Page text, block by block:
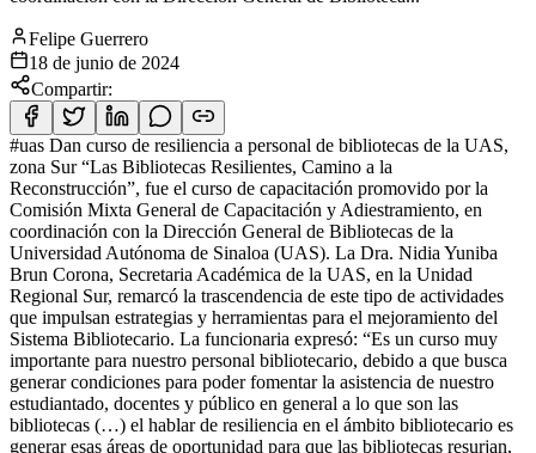
Felipe Guerrero
18 de junio de 2024
Compartir:
#uas Dan curso de resiliencia a personal de bibliotecas de la UAS,
zona Sur “Las Bibliotecas Resilientes, Camino a la
Reconstrucción”, fue el curso de capacitación promovido por la
Comisión Mixta General de Capacitación y Adiestramiento, en
coordinación con la Dirección General de Bibliotecas de la
Universidad Autónoma de Sinaloa (UAS). La Dra. Nidia Yuniba
Brun Corona, Secretaria Académica de la UAS, en la Unidad
Regional Sur, remarcó la trascendencia de este tipo de actividades
que impulsan estrategias y herramientas para el mejoramiento del
Sistema Bibliotecario. La funcionaria expresó: “Es un curso muy
importante para nuestro personal bibliotecario, debido a que busca
generar condiciones para poder fomentar la asistencia de nuestro
estudiantado, docentes y público en general a lo que son las
bibliotecas (…) el hablar de resiliencia en el ámbito bibliotecario es
generar esas áreas de oportunidad para que las bibliotecas resurjan,